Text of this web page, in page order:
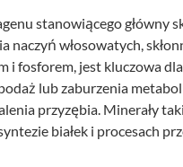
stanowiącego główny
naczyń włosowatych,
i fosforem, jest kluczowa
lub zaburzenia
przyzębia. Minerały
białek i procesach